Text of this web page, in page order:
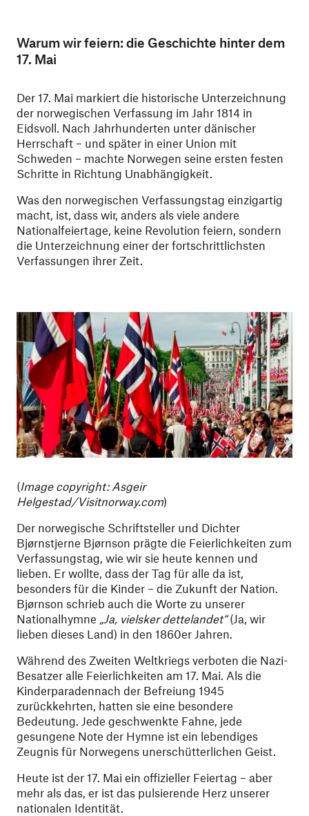
Warum wir feiern: die Geschichte hinter dem
17. Mai
Der 17. Mai markiert die historische Unterzeichnung
der norwegischen Verfassung im Jahr 1814 in
Eidsvoll. Nach Jahrhunderten unter dänischer
Herrschaft – und später in einer Union mit
Schweden – machte Norwegen seine ersten festen
Schritte in Richtung Unabhängigkeit.
Was den norwegischen Verfassungstag einzigartig
macht, ist, dass wir, anders als viele andere
Nationalfeiertage, keine Revolution feiern, sondern
die Unterzeichnung einer der fortschrittlichsten
Verfassungen ihrer Zeit.
(Image copyright: Asgeir
Helgestad/Visitnorway.com)
Der norwegische Schriftsteller und Dichter
Bjørnstjerne Bjørnson prägte die Feierlichkeiten zum
Verfassungstag, wie wir sie heute kennen und
lieben. Er wollte, dass der Tag für alle da ist,
besonders für die Kinder – die Zukunft der Nation.
Bjørnson schrieb auch die Worte zu unserer
Nationalhymne „Ja, vielsker dettelandet“(Ja, wir
lieben dieses Land) in den 1860er Jahren.
Während des Zweiten Weltkriegs verboten die Nazi-
Besatzer alle Feierlichkeiten am 17. Mai. Als die
Kinderparadennach der Befreiung 1945
zurückkehrten, hatten sie eine besondere
Bedeutung. Jede geschwenkte Fahne, jede
gesungene Note der Hymne ist ein lebendiges
Zeugnis für Norwegens unerschütterlichen Geist.
Heute ist der 17. Mai ein offizieller Feiertag – aber
mehr als das, er ist das pulsierende Herz unserer
nationalen Identität.